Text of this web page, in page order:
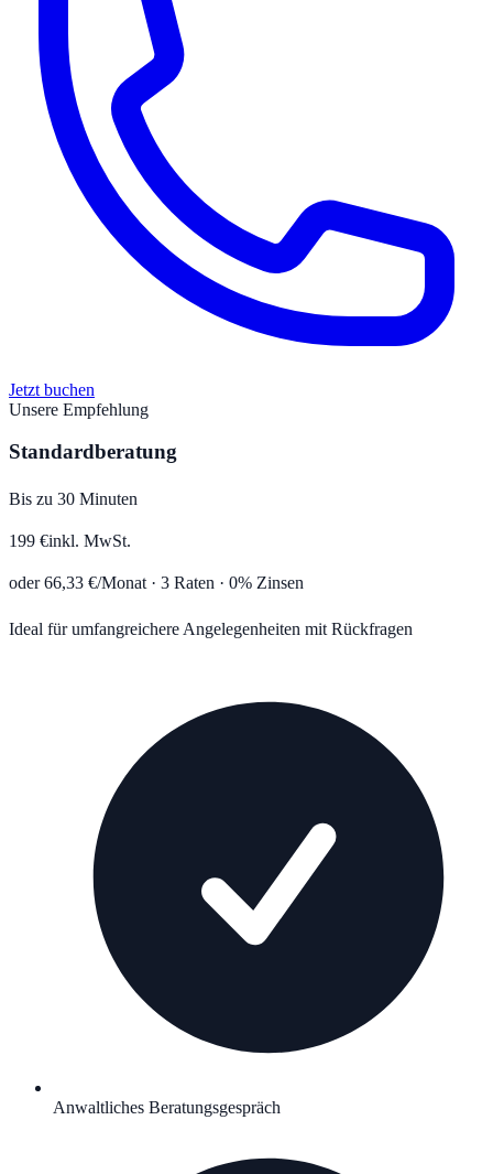
Jetzt buchen
Unsere Empfehlung
Standardberatung
Bis zu 30 Minuten
199 €inkl. MwSt.
oder66,33 €/Monat · 3 Raten · 0% Zinsen
Ideal für umfangreichere Angelegenheiten mit Rückfragen
Anwaltliches Beratungsgespräch